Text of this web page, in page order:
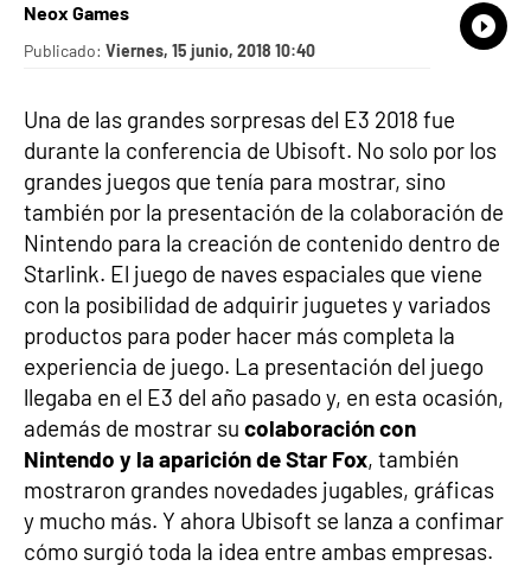
Neox Games
Publicado: Viernes, 15 junio, 2018 10:40
Una de las grandes sorpresas del E3 2018 fue
durante la conferencia de Ubisoft. No solo por los
grandes juegos que tenía para mostrar, sino
también por la presentación de la colaboración de
Nintendo para la creación de contenido dentro de
Starlink. El juego de naves espaciales que viene
con la posibilidad de adquirir juguetes y variados
productos para poder hacer más completa la
experiencia de juego. La presentación del juego
llegaba en el E3 del año pasado y, en esta ocasión,
además de mostrar su colaboración con
Nintendo y la aparición de Star Fox, también
mostraron grandes novedades jugables, gráficas
y mucho más. Y ahora Ubisoft se lanza a confimar
cómo surgió toda la idea entre ambas empresas.